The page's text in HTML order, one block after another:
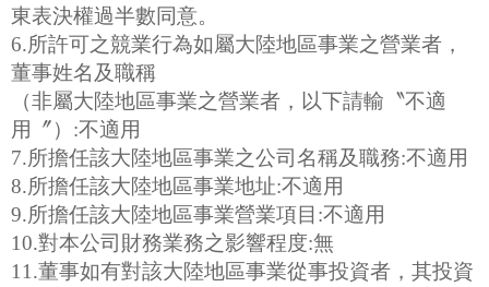
東表決權過半數同意。
6.所許可之競業行為如屬大陸地區事業之營業者，
董事姓名及職稱
（非屬大陸地區事業之營業者，以下請輸〝不適
用〞）:不適用
7.所擔任該大陸地區事業之公司名稱及職務:不適用
8.所擔任該大陸地區事業地址:不適用
9.所擔任該大陸地區事業營業項目:不適用
10.對本公司財務業務之影響程度:無
11.董事如有對該大陸地區事業從事投資者，其投資